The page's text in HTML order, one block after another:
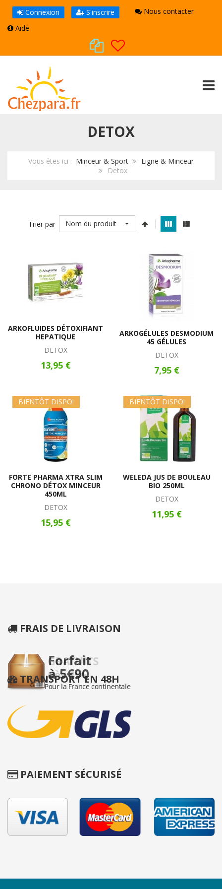
Connexion S'inscrire
Nous contacter
Aide
DETOX
Vous êtes ici : Minceur & Sport
Ligne & Minceur
Detox
Trier par Nom du produit
ARKOFLUIDES DÉTOXIFIANT
HEPATIQUE
DETOX
13,95 €
ARKOGÉLULES DESMODIUM
45 GÉLULES
DETOX
7,95 €
BIENTÔT DISPO!
FORTE PHARMA XTRA SLIM
CHRONO DÉTOX MINCEUR
450ML
DETOX
15,95 €
BIENTÔT DISPO!
WELEDA JUS DE BOULEAU
BIO 250ML
DETOX
11,95 €
FRAIS DE LIVRAISON
TRANSPORT EN 48H
PAIEMENT SÉCURISÉ